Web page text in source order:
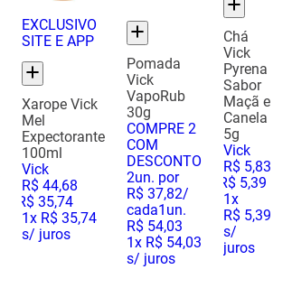
EXCLUSIVO
SITE E APP
Xarope Vick
Mel
Expectorante
100ml
Vick
R$ 44,68
R$ 35,74
1x R$ 35,74
s/ juros
Pomada
Vick
VapoRub
30g
COMPRE 2
COM
DESCONTO
2un. por
R$ 37,82/
cada1un.
R$ 54,03
1x R$ 54,03
s/ juros
Chá
Vick
Pyrena
Sabor
Maçã e
Canela
5g
Vick
R$ 5,83
R$ 5,39
1x
R$ 5,39
s/
juros